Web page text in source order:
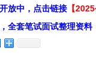
放中，点击链接 【
全套笔试面试整理资料